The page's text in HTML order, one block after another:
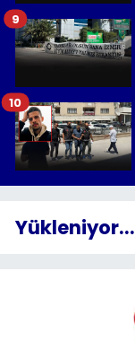
9
10
Yükleniyor...